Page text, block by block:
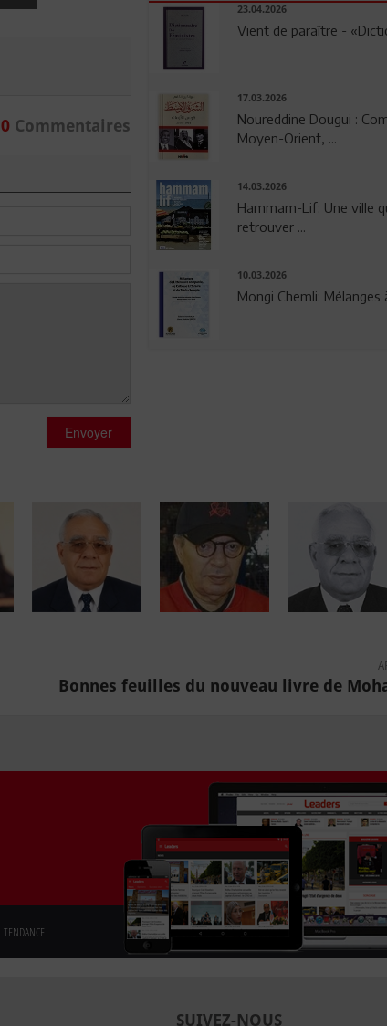
0Commentaires
Envoyer
23.04.2026
Vient de paraître -
17.03.2026
Noureddine Dougui :
Moyen-Orient, ...
14.03.2026
Hammam-Lif: Une ville
retrouver ...
10.03.2026
Mongi Chemli: Mélanges
Bonnes feuilles du nouveau livre de
TENDANCE
SUIVEZ-NOUS